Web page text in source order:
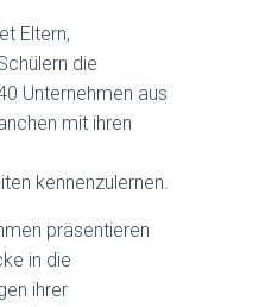
Eltern,
die
Unternehmen aus
mit ihren
kennenzulernen.
präsentieren
in die
ihrer